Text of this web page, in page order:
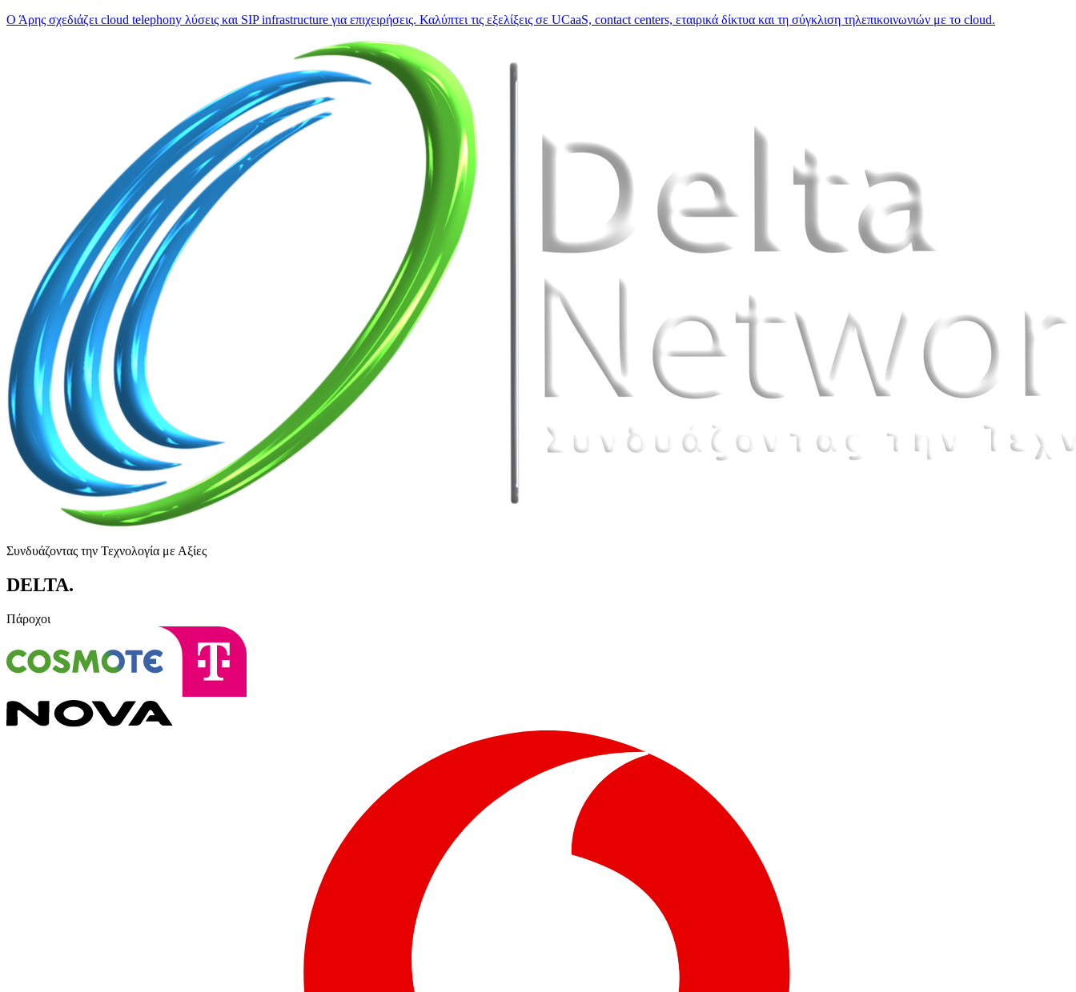
Ο Άρης σχεδιάζει cloud telephony λύσεις και SIP infrastructure για επιχειρήσεις. Καλύπτει τις εξελίξεις σε UCaaS, contact centers, εταιρικά δίκτυα και τη σύγκλιση τηλεπικοινωνιών με το cloud.
Συνδυάζοντας την Τεχνολογία με Αξίες
DELTA.
Πάροχοι